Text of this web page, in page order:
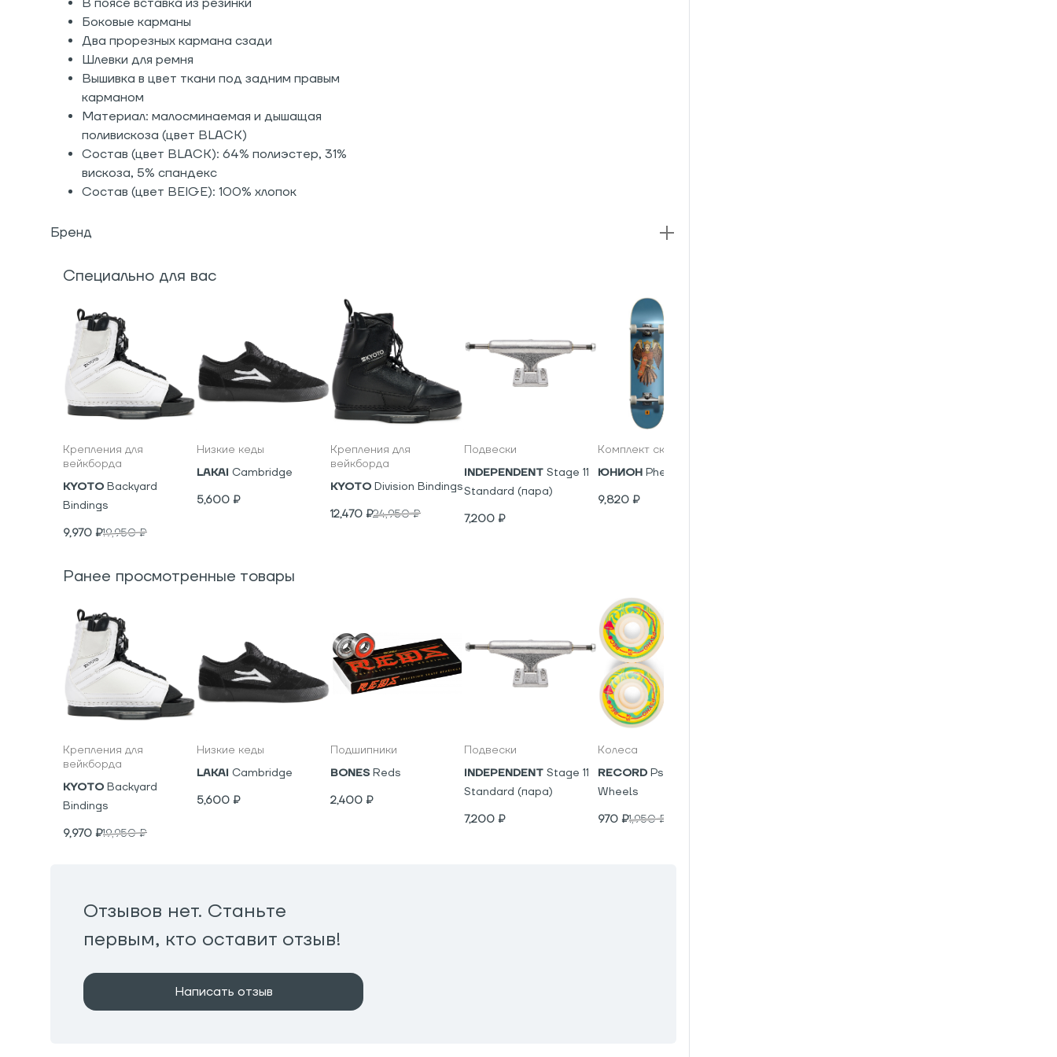
Боковые карманы
Два прорезных кармана сзади
Шлевки для ремня
Вышивка в цвет ткани под задним правым
карманом
Материал: малосминаемая и дышащая
поливискоза (цвет BLACK)
Состав (цвет BLACK): 64% полиэстер, 31%
вискоза, 5% спандекс
Состав (цвет BEIGE): 100% хлопок
Бренд
Специально для вас
Крепления для
вейкборда
KYOTO Backyard
Bindings
9,970 ₽19,950₽
Низкие кеды
LAKAI Cambridge
5,600 ₽
Крепления для
вейкборда
KYOTO Division Bindings
12,470 ₽24,950₽
Подвески
INDEPENDENT Stage 11
Standard (пара)
7,200 ₽
Комплект скейтборд
ЮНИОН Phenics
9,820 ₽
Ранее просмотренные товары
Крепления для
вейкборда
KYOTO Backyard
Bindings
9,970 ₽19,950₽
Низкие кеды
LAKAI Cambridge
5,600 ₽
Подшипники
BONES Reds
2,400 ₽
Подвески
INDEPENDENT Stage 11
Standard (пара)
7,200 ₽
Колеса
RECORD Psyho V5
Wheels
970 ₽1,950₽
Отзывов нет. Станьте
первым, кто оставит отзыв!
Написать отзыв